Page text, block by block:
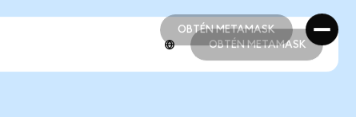
OBTÉN METAMASK
OBTÉN METAMASK
OBTÉN METAMASK